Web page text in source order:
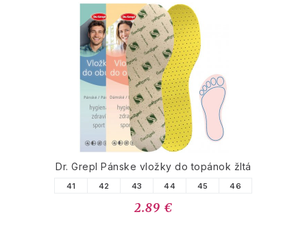
Dr. Grepl Pánske vložky do topánok žltá
41 42 43 44 45 46
2.89 €